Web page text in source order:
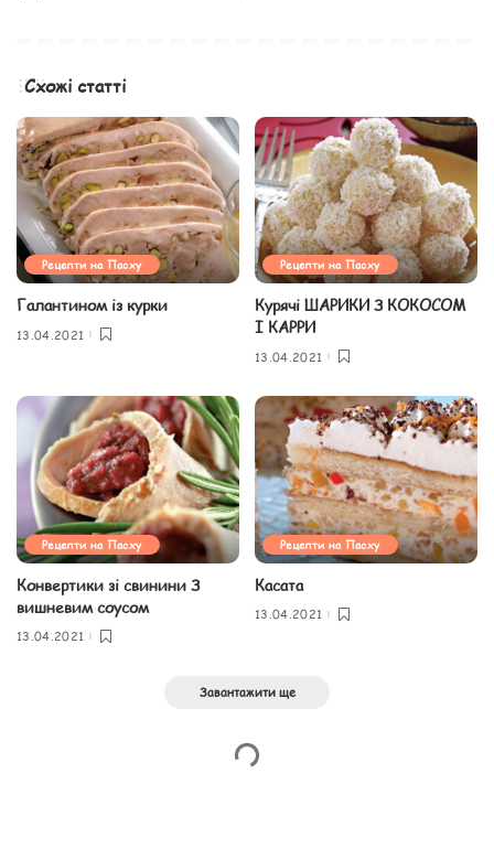
Схожі статті
Рецепти на Пасху
Галантином із курки
13.04.2021
Рецепти на Пасху
Курячі ШАРИКИ З КОКОСОМ
І КАРРИ
13.04.2021
Рецепти на Пасху
Конвертики зі свинини З
вишневим соусом
13.04.2021
Рецепти на Пасху
Касата
13.04.2021
Завантажити ще